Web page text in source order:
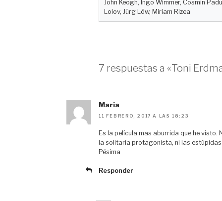
John Keogh, Ingo Wimmer, Cosmin
Lolov, Jürg Löw, Miriam Rizea
7 respuestas a «Toni
Maria
11 FEBRERO, 2017 A LAS 18:23
Es la película mas aburrida que he
la solitaria protagonista, ni las
Pésima
Responder